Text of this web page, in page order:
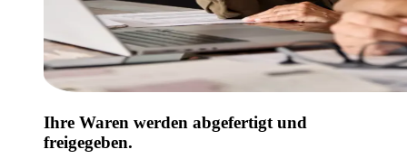
Ihre Waren werden abgefertigt und
freigegeben.